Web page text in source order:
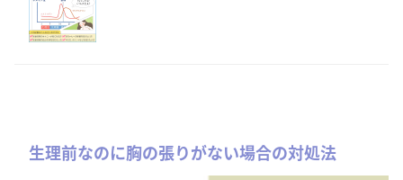
生理前なのに胸の張りがない場合の対処法